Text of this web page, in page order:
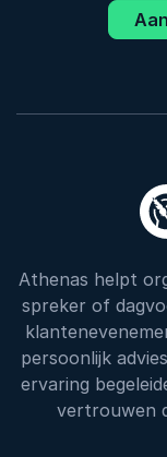
Athenas helpt
spreker of
persoonlijk
ervaring
vertrouwen